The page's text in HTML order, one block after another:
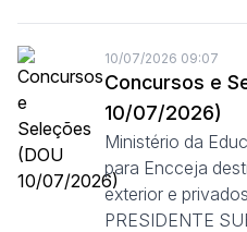
10/07/2026 09:07
Concursos e
10/07/2026)
Ministério da
para Encceja
exterior e
PRESIDENTE